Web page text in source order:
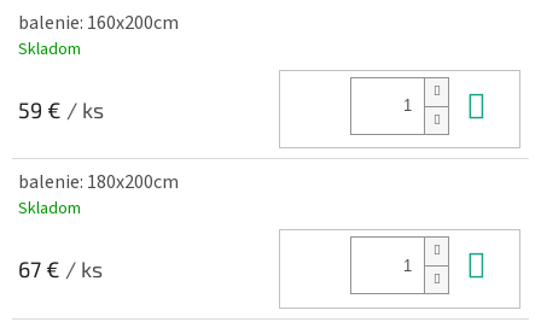
balenie: 160x200cm
Skladom
59 € / ks
balenie: 180x200cm
Skladom
67 € / ks